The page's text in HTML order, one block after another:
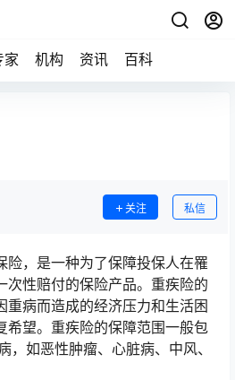
家 机构 资讯 百科
关注 私信
险，是一种为了保障投保人在罹
次性赔付的保险产品。重疾险的
重病而造成的经济压力和生活困
希望。重疾险的保障范围一般包
如恶性肿瘤、心脏病、中风、